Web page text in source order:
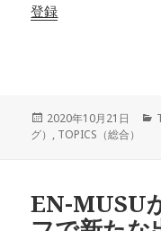
登録
投
2020年10月21日
グ） , TOPICS（総合）
EN-MUSU